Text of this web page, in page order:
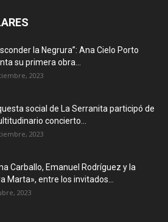
la Negrura”: Ana Cielo Porto
su primera obra...
2023
social de La Serranita participó de
concierto...
2023
Carballo, Emanuel Rodríguez y la
Marta», entre los invitados...
2023